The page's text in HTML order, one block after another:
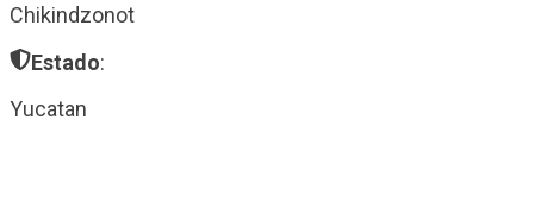
Chikindzonot
Estado:
Yucatan